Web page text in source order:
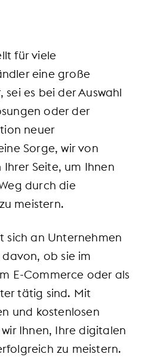
für viele
eine große
es bei der Auswahl
oder der
neuer
Sorge, wir von
Seite, um Ihnen
durch die
meistern.
sich an Unternehmen
ob sie im
E-Commerce oder als
tätig sind. Mit
und kostenlosen
Ihnen, Ihre digitalen
zu meistern.